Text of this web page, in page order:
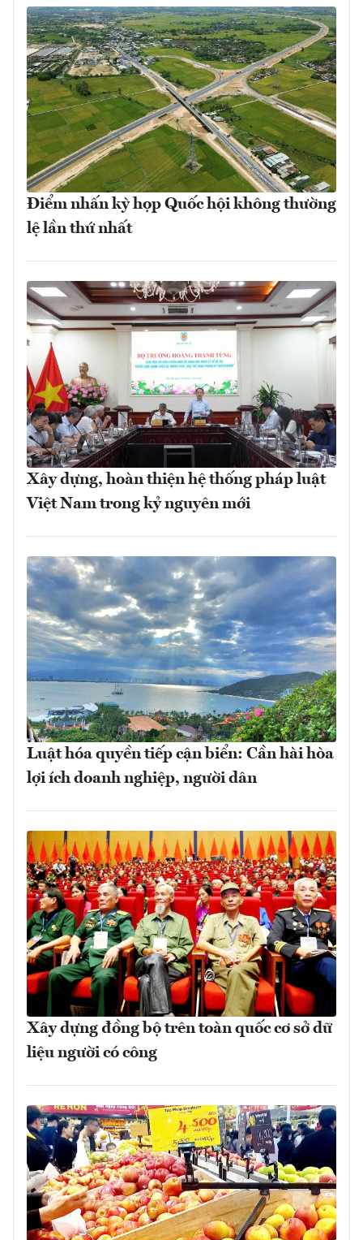
Điểm nhấn kỳ họp Quốc hội không thường
lệ lần thứ nhất
Xây dựng, hoàn thiện hệ thống pháp luật
Việt Nam trong kỷ nguyên mới
Luật hóa quyền tiếp cận biển: Cần hài hòa
lợi ích doanh nghiệp, người dân
Xây dựng đồng bộ trên toàn quốc cơ sở dữ
liệu người có công